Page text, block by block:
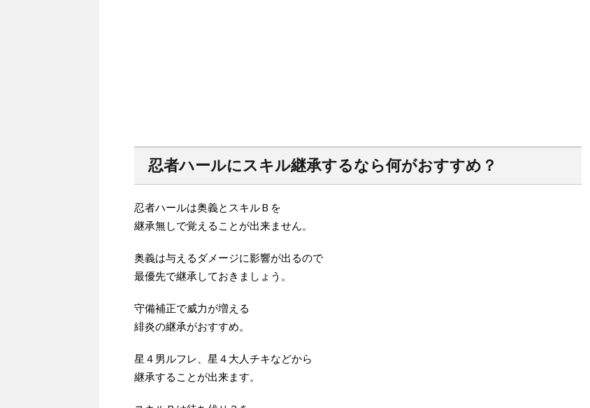
忍者ハールにスキル継承するなら何がおすすめ？
忍者ハールは奥義とスキルＢを
継承無しで覚えることが出来ません。
奥義は与えるダメージに影響が出るので
最優先で継承しておきましょう。
守備補正で威力が増える
緋炎の継承がおすすめ。
星４男ルフレ、星４大人チキなどから
継承することが出来ます。